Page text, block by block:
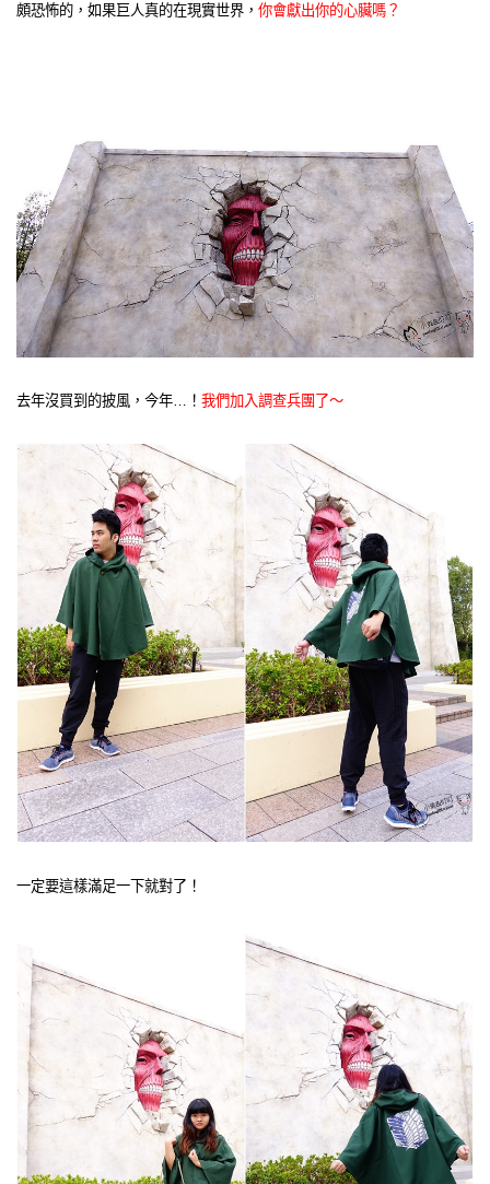
頗恐怖的，如果巨人真的在現實世界， 你會獻出你的心臟嗎？
去年沒買到的披風，今年…！ 我們加入調查兵團了～
一定要這樣滿足一下就對了！